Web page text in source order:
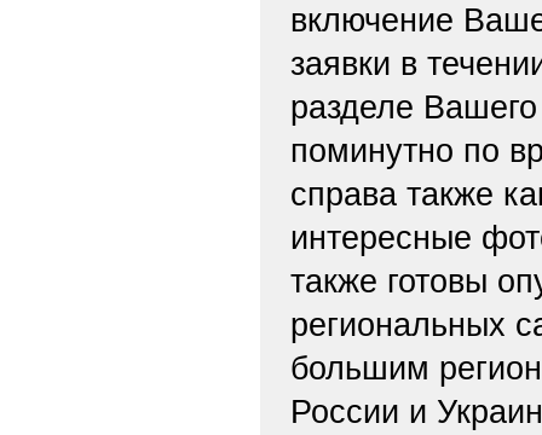
включение
заявки в
разделе
поминутно по
справа также
интересные
также готовы
региональных
большим
России и